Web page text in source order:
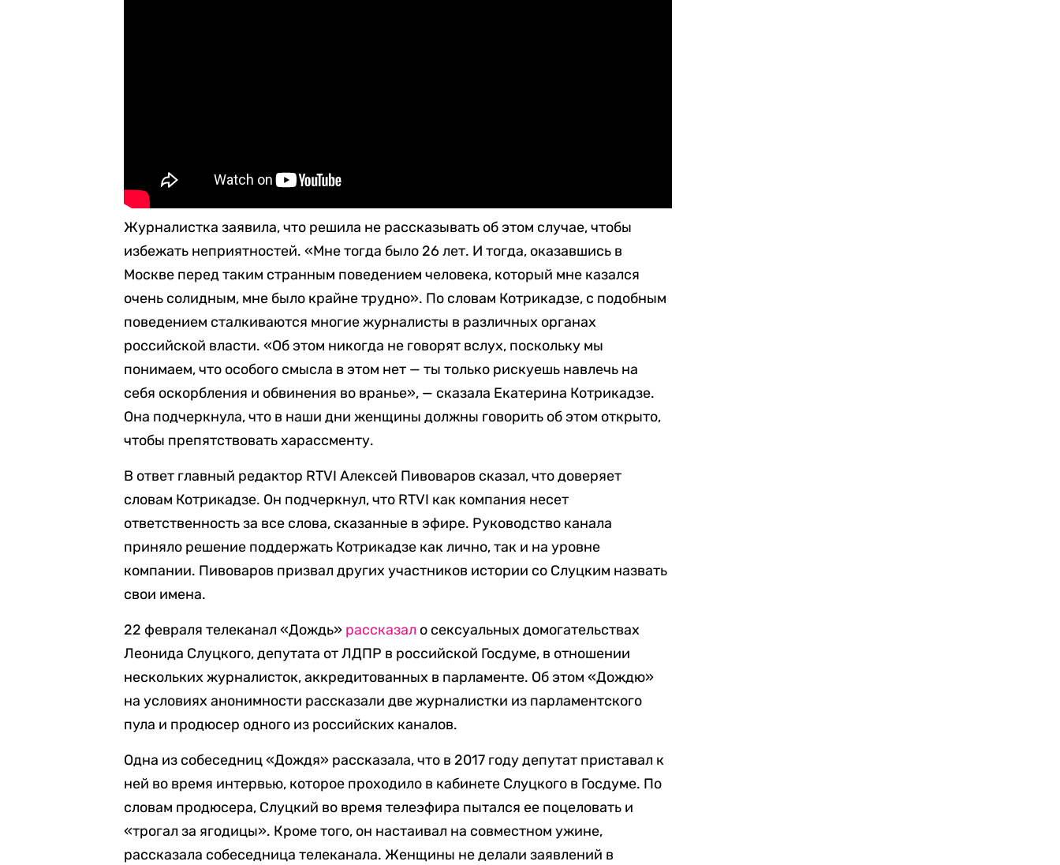
Журналистка заявила, что решила не рассказывать об этом случае, чтобы
избежать неприятностей. «Мне тогда было 26 лет. И тогда, оказавшись в
Москве перед таким странным поведением человека, который мне казался
очень солидным, мне было крайне трудно». По словам Котрикадзе, с подобным
поведением сталкиваются многие журналисты в различных органах
российской власти. «Об этом никогда не говорят вслух, поскольку мы
понимаем, что особого смысла в этом нет — ты только рискуешь навлечь на
себя оскорбления и обвинения во вранье», — сказала Екатерина Котрикадзе.
Она подчеркнула, что в наши дни женщины должны говорить об этом открыто,
чтобы препятствовать харассменту.
В ответ главный редактор RTVI Алексей Пивоваров сказал, что доверяет
словам Котрикадзе. Он подчеркнул, что RTVI как компания несет
ответственность за все слова, сказанные в эфире. Руководство канала
приняло решение поддержать Котрикадзе как лично, так и на уровне
компании. Пивоваров призвал других участников истории со Слуцким назвать
свои имена.
22 февраля телеканал «Дождь» рассказал о сексуальных домогательствах
Леонида Слуцкого, депутата от ЛДПР в российской Госдуме, в отношении
нескольких журналисток, аккредитованных в парламенте. Об этом «Дождю»
на условиях анонимности рассказали две журналистки из парламентского
пула и продюсер одного из российских каналов.
Одна из собеседниц «Дождя» рассказала, что в 2017 году депутат приставал к
ней во время интервью, которое проходило в кабинете Слуцкого в Госдуме. По
словам продюсера, Слуцкий во время телеэфира пытался ее поцеловать и
«трогал за ягодицы». Кроме того, он настаивал на совместном ужине,
рассказала собеседница телеканала. Женщины не делали заявлений в